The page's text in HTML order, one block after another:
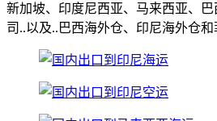
新加坡、印度尼西亚、马来西亚、
司..以及..巴西海外仓、印尼海外仓